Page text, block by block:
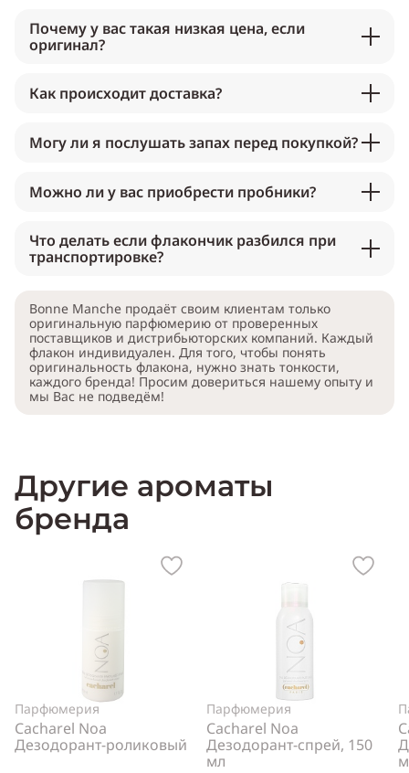
Почему у вас такая низкая цена, если
оригинал?
Как происходит доставка?
Могу ли я послушать запах перед покупкой?
Можно ли у вас приобрести пробники?
Что делать если флакончик разбился при
транспортировке?
Bonne Manche продаёт своим клиентам только
оригинальную парфюмерию от проверенных
поставщиков и дистрибьюторских компаний. Каждый
флакон индивидуален. Для того, чтобы понять
оригинальность флакона, нужно знать тонкости,
каждого бренда! Просим довериться нашему опыту и
мы Вас не подведём!
Другие ароматы
бренда
Парфюмерия
Cacharel Noa
Дезодорант-роликовый
Парфюмерия
Cacharel Noa
Дезодорант-спрей, 150
мл